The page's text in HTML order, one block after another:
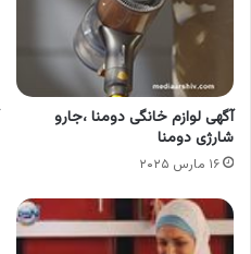
آگهی لوازم خانگی دومنا ،جارو
شارژی دومنا
۱۶ مارس ۲۰۲۵